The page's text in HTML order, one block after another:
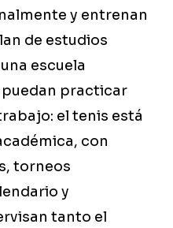
y entrenan
de estudios
escuela
puedan practicar
el tenis está
con
torneos
y
tanto el